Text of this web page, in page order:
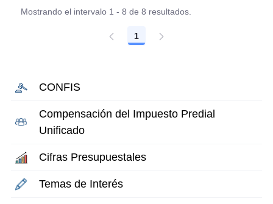
Mostrando el intervalo 1 - 8 de 8 resultados.
Página
1
CONFIS
Compensación del Impuesto Predial
Unificado
Cifras Presupuestales
Temas de Interés